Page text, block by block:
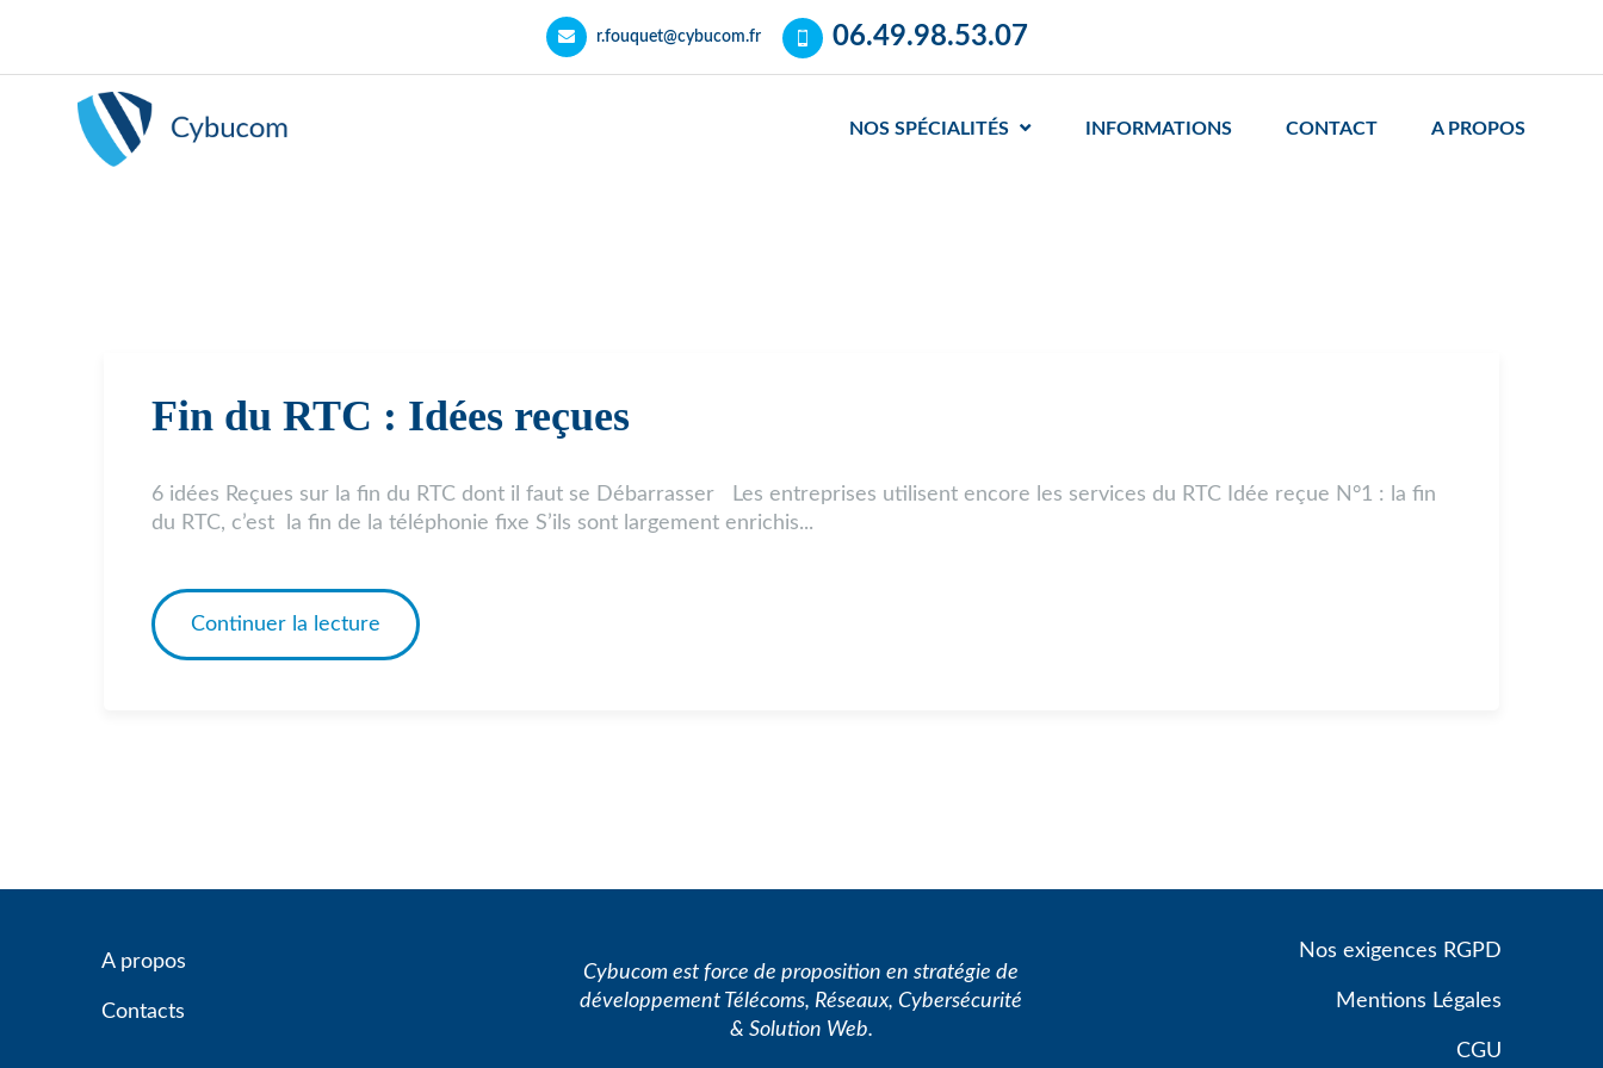
r.fouquet@cybucom.fr 06.49.98.53.07
NOS SPÉCIALITÉS INFORMATIONS CONTACT A PROPOS
Fin du RTC : Idées reçues
6 idées Reçues sur la fin du RTC dont il faut se Débarrasser Les entreprises utilisent encore les services du RTC Idée reçue N°1 : la fin
du RTC, c’est la fin de la téléphonie fixe S’ils sont largement enrichis...
Continuer la lecture
A propos
Contacts
Cybucom est force de proposition en stratégie de
développement Télécoms, Réseaux, Cybersécurité
& Solution Web.
Nos exigences RGPD
Mentions Légales
CGU